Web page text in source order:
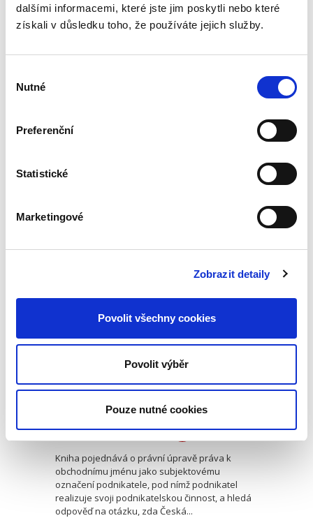
dalšími informacemi, které jste jim poskytli nebo které
získali v důsledku toho, že používáte jejich služby.
souhlasu
Nutné
Preferenční
Statistické
Marketingové
Zobrazit detaily
Povolit všechny cookies
Povolit výběr
Pouze nutné cookies
obchodním styku
Monografie Ochrana důvěrných informací v
ochrany důvěrných informací především ve
smluvním právu, ale i v...
Obchodní jméno
k průmyslovému
vlastnictví
390,00 Kč
Kniha pojednává o právní úpravě práva k
obchodnímu jménu jako subjektovému
označení podnikatele, pod nímž podnikatel
realizuje svoji podnikatelskou činnost, a hledá
odpověď na otázku, zda Česká...